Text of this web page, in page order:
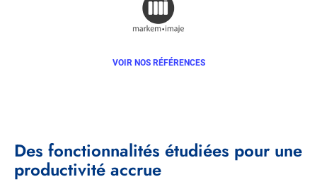
VOIR NOS RÉFÉRENCES
Des fonctionnalités étudiées pour une
productivité accrue